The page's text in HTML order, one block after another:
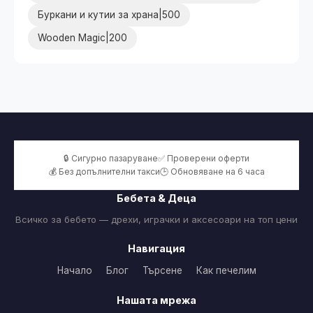
Буркани и кутии за храна|500
Wooden Magic|200
🔒 Сигурно пазаруване✅ Проверени оферти
💰 Без допълнителни такси🕒 Обновяване на 6 часа
Бебета & Деца
Всичко за бебето — дрехи, играчки и аксесоари на топ цени
Навигация
Начало Блог Търсене Как печелим
Нашата мрежа